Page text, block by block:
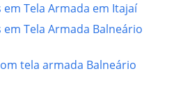
Tela Armada em Itajaí
Tela Armada Balneário
tela armada Balneário